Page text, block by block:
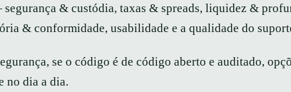
& custódia, taxas & spreads, liquidez &
& conformidade, usabilidade e a qualidade do
se o código é de código aberto e auditado,
no dia a dia.